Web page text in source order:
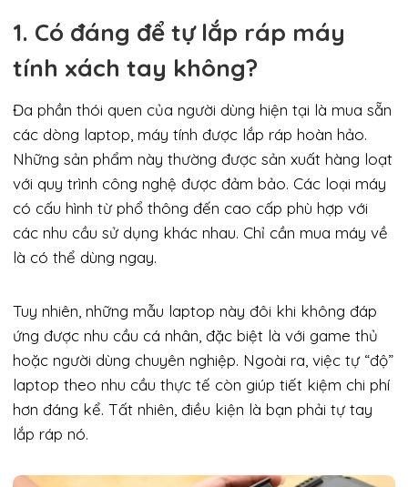
1. Có đáng để tự lắp ráp máy
tính xách tay không?
Đa phần thói quen của người dùng hiện tại là mua sẵn
các dòng laptop, máy tính được lắp ráp hoàn hảo.
Những sản phẩm này thường được sản xuất hàng loạt
với quy trình công nghệ được đảm bảo. Các loại máy
có cấu hình từ phổ thông đến cao cấp phù hợp với
các nhu cầu sử dụng khác nhau. Chỉ cần mua máy về
là có thể dùng ngay.
Tuy nhiên, những mẫu laptop này đôi khi không đáp
ứng được nhu cầu cá nhân, đặc biệt là với game thủ
hoặc người dùng chuyên nghiệp. Ngoài ra, việc tự “độ”
laptop theo nhu cầu thực tế còn giúp tiết kiệm chi phí
hơn đáng kể. Tất nhiên, điều kiện là bạn phải tự tay
lắp ráp nó.